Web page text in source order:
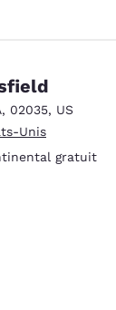
, 02035, US
Unis
gratuit